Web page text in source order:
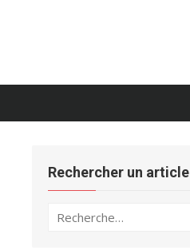
Rechercher un article
Recherche